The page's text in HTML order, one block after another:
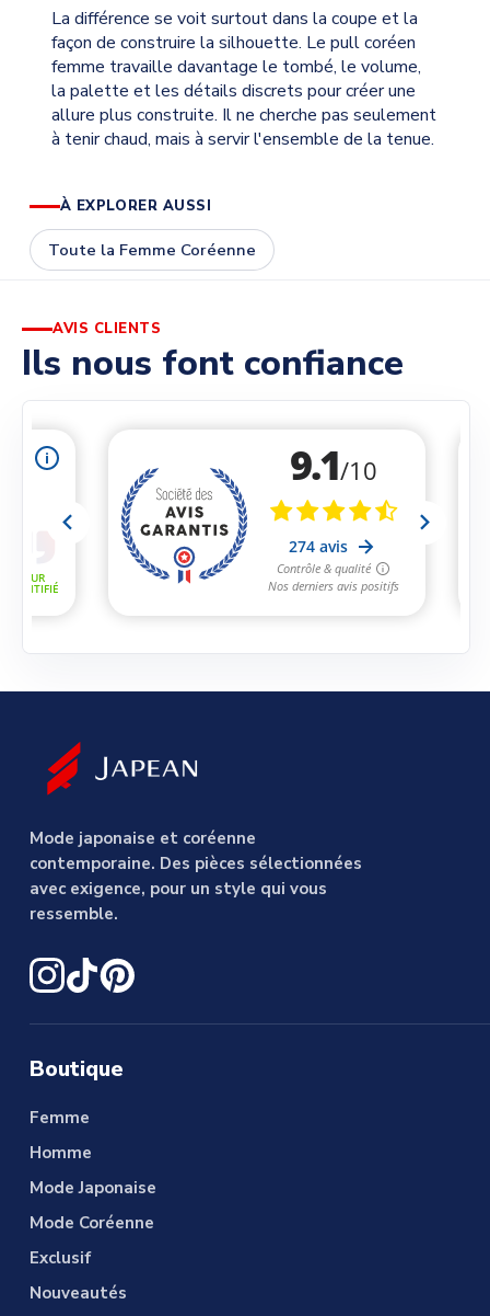
La différence se voit surtout dans la coupe et la
façon de construire la silhouette. Le pull coréen
femme travaille davantage le tombé, le volume,
la palette et les détails discrets pour créer une
allure plus construite. Il ne cherche pas seulement
à tenir chaud, mais à servir l'ensemble de la tenue.
À EXPLORER AUSSI
Toute la Femme Coréenne
AVIS CLIENTS
Ils nous font confiance
Mode japonaise et coréenne
contemporaine. Des pièces sélectionnées
avec exigence, pour un style qui vous
ressemble.
Boutique
Femme
Homme
Mode Japonaise
Mode Coréenne
Exclusif
Nouveautés